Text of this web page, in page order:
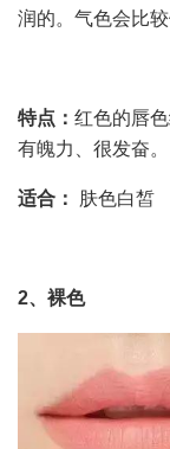
润的。气色会比较
特点： 红色的唇
有魄力、很发奋。
适合： 肤色白皙
2、裸色